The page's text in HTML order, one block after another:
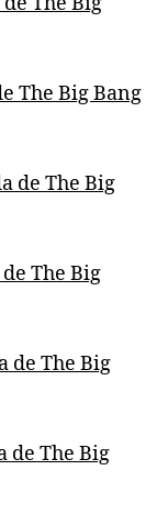
The Big Bang
de The Big
The Big
de The Big
de The Big